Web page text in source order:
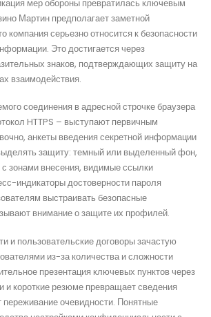
мер обороны превратилась ключевым
Мартин предполагает заметной
компания серьезно относится к безопасности
Это достигается через
знаков, подтверждающих защиту на
взаимодействия.
соединения в адресной строчке браузера
HTTPS – выступают первичным
анкеты введения секретной информации
защиту: темный или выделенный фон,
с зонами внесения, видимые ссылки
индикаторы достоверности пароля
выстраивать безопасные
внимание о защите их профилей.
и пользовательские договоры зачастую
из-за количества и сложности
презентация ключевых пунктов через
и короткие резюме превращает сведения
переживание очевидности. Понятные